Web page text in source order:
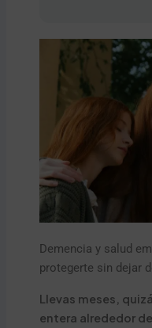
Demencia y salud
protegerte sin dejar
Llevas meses,
entera alrededor